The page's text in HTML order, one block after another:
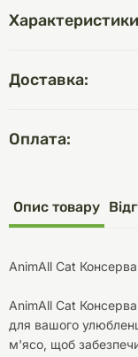
Доставка:
Оплата:
Опис товару
AnimAll Cat
AnimAll Cat
для вашого
м'ясо, щоб